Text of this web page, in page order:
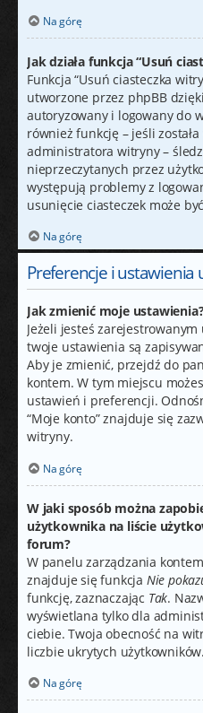
Na górę
Jak działa funkcja “Usuń
Funkcja “Usuń ciasteczka
utworzone przez phpBB
autoryzowany i logowany do
również funkcję – jeśli została
administratora witryny –
nieprzeczytanych przez
występują problemy z
usunięcie ciasteczek może
Na górę
Preferencje i ustawienia
Jak zmienić moje
Jeżeli jesteś
twoje ustawienia są
Aby je zmienić, przejdź do
kontem. W tym miejscu
ustawień i preferencji.
“Moje konto” znajduje się
witryny.
Na górę
W jaki sposób można
użytkownika na liście
forum?
W panelu zarządzania
znajduje się funkcja Nie
funkcję, zaznaczając Tak.
wyświetlana tylko dla
ciebie. Twoja obecność na
liczbie ukrytych użytkowników.
Na górę